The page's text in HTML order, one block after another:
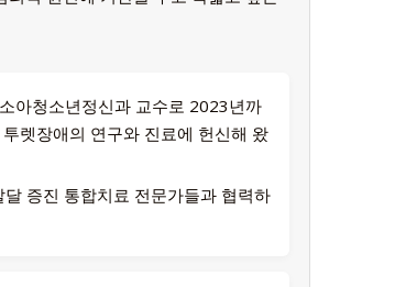
아청소년정신과 교수로 2023년까
렛장애의 연구와 진료에 헌신해 왔
증진 통합치료 전문가들과 협력하